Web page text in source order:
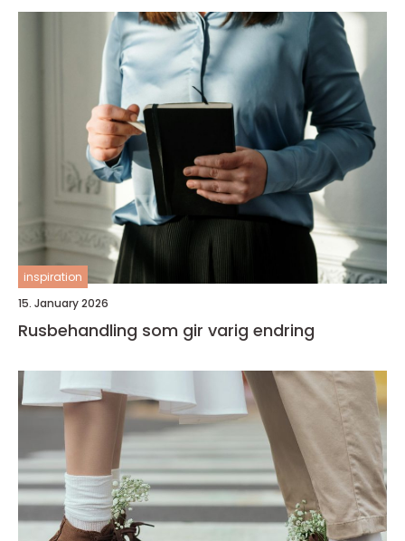
inspiration
15. January 2026
Rusbehandling som gir varig endring